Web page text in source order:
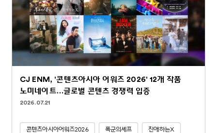
CJ ENM, '콘텐츠아시아 어워즈 2026' 12개 작품
노미네이트…글로벌 콘텐츠 경쟁력 입증
2026.07.21
콘텐츠아시아어워즈2026 폭군의셰프 친애하는X